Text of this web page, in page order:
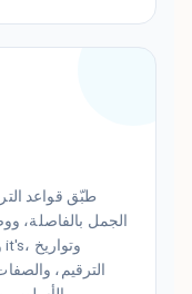
طبّق قواعد
الجمل بالفاصلة،
الترقيم،